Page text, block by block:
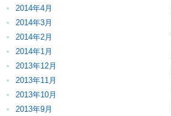
2014年4月
2014年3月
2014年2月
2014年1月
2013年12月
2013年11月
2013年10月
2013年9月